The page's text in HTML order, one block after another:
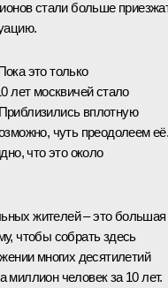
стали больше
это только
лет москвичей стало
вплотную
чуть преодолеем
что это около
жителей ‒ это большая
чтобы собрать здесь
многих десятилетий
миллион человек за 10 лет.